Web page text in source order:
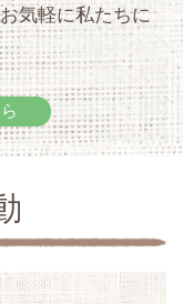
気軽に私たちに